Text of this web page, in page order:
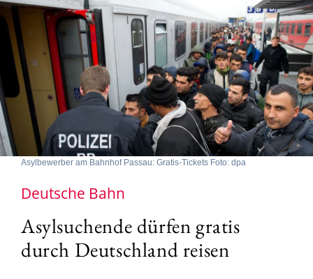
Asylbewerber am Bahnhof Passau: Gratis-Tickets Foto: dpa
Deutsche Bahn
Asylsuchende dürfen gratis
durch Deutschland reisen